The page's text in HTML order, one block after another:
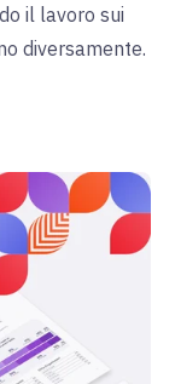
il lavoro sui
diversamente.